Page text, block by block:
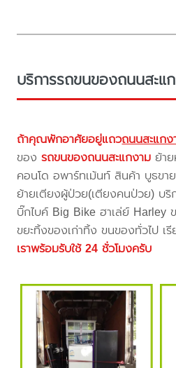
บริการรถขนของถนนสะแ
ถ้าคุณพักอาศัยอยู่แถวถนนสะแกง
ของรถขนของถนนสะแกงาม ย้า
คอนโด อพาร์ทเม้นท์ สินค้า บูธขา
ย้ายเตียงผู้ป่วย(เตียงคนป่วย) บริ
บิ๊กไบค์ Big Bike ฮาเล่ย์
ขยะทิ้งของเก่าทิ้ง ขนของทั่วไป เรี
เราพร้อมรับใช้ 24 ชั่วโมงครับ